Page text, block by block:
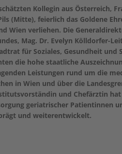
Kollegin aus Österreich,
(Mitte), feierlich das Goldene
Wien verliehen. Die
Mag. Dr. Evelyn Kölldorfer-
für Soziales, Gesundheit und
die hohe staatliche
Leistungen rund um die
in Wien und über die
und Chefärztin
geriatrischer Patientinnen
und weiterentwickelt.